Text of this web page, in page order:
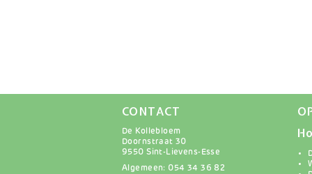
CONTACT
De Kollebloem
Doornstraat 30
9550 Sint-Lievens-Esse
Algemeen: 054 34 36 82